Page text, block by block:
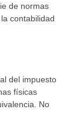
de normas
contabilidad
del impuesto
físicas
No